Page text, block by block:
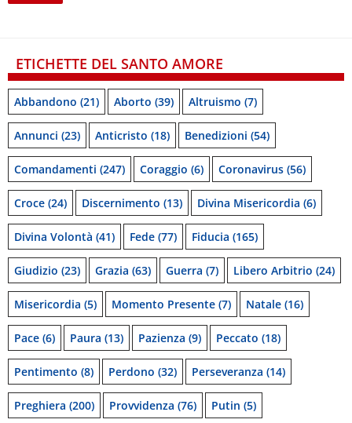
ETICHETTE DEL SANTO AMORE
Abbandono (21) Aborto (39) Altruismo (7)
Annunci (23) Anticristo (18) Benedizioni (54)
Comandamenti (247) Coraggio (6) Coronavirus (56)
Croce (24) Discernimento (13) Divina Misericordia (6)
Divina Volontà (41) Fede (77) Fiducia (165)
Giudizio (23) Grazia (63) Guerra (7) Libero Arbitrio (24)
Misericordia (5) Momento Presente (7) Natale (16)
Pace (6) Paura (13) Pazienza (9) Peccato (18)
Pentimento (8) Perdono (32) Perseveranza (14)
Preghiera (200) Provvidenza (76) Putin (5)